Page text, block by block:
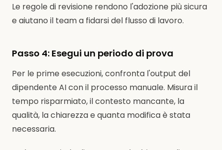
Le regole di revisione rendono l'adozione più sicura
e aiutano il team a fidarsi del flusso di lavoro.
Passo 4: Esegui un periodo di prova
Per le prime esecuzioni, confronta l'output del
dipendente AI con il processo manuale. Misura il
tempo risparmiato, il contesto mancante, la
qualità, la chiarezza e quanta modifica è stata
necessaria.